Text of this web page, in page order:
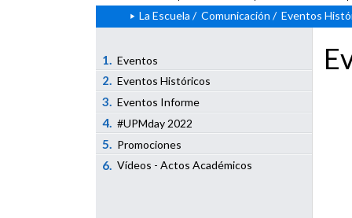
La Escuela / Comunicación / Eventos
1. Eventos
2. Eventos Históricos
3. Eventos Informe
4. #UPMday 2022
5. Promociones
6. Vídeos - Actos Académicos